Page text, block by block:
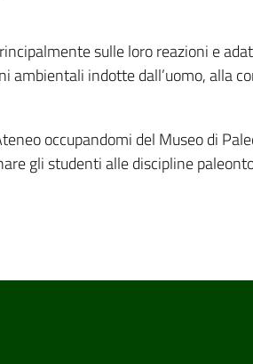
sulle loro reazioni e
indotte dall’uomo, alla
occupandomi del Museo di
gli studenti alle discipline